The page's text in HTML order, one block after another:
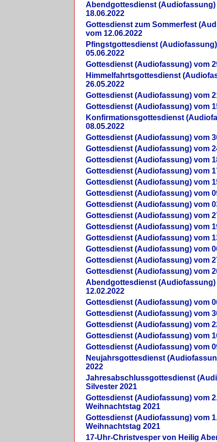
Abendgottesdienst (Audiofassung)
18.06.2022
Gottesdienst zum Sommerfest
vom 12.06.2022
Pfingstgottesdienst
05.06.2022
Gottesdienst (Audiofassung) vom
Himmelfahrtsgottesdienst
26.05.2022
Gottesdienst (Audiofassung) vom
Gottesdienst (Audiofassung) vom
Konfirmationsgottesdienst
08.05.2022
Gottesdienst (Audiofassung) vom
Gottesdienst (Audiofassung) vom
Gottesdienst (Audiofassung) vom
Gottesdienst (Audiofassung) vom
Gottesdienst (Audiofassung) vom
Gottesdienst (Audiofassung) vom
Gottesdienst (Audiofassung) vom
Gottesdienst (Audiofassung) vom
Gottesdienst (Audiofassung) vom
Gottesdienst (Audiofassung) vom
Gottesdienst (Audiofassung) vom
Gottesdienst (Audiofassung) vom
Gottesdienst (Audiofassung) vom
Abendgottesdienst (Audiofassung)
12.02.2022
Gottesdienst (Audiofassung) vom
Gottesdienst (Audiofassung) vom
Gottesdienst (Audiofassung) vom
Gottesdienst (Audiofassung) vom
Gottesdienst (Audiofassung) vom
Neujahrsgottesdienst
2022
Jahresabschlussgottesdienst
Silvester 2021
Gottesdienst (Audiofassung) vom
Weihnachtstag 2021
Gottesdienst (Audiofassung) vom
Weihnachtstag 2021
17-Uhr-Christvesper von Heilig